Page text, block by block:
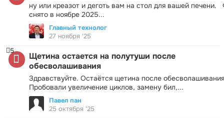
ну или креазот и деготь вам на стол для вашей печени.
снято в ноябре 2025...
Главный технолог
27 ноября '25
Щетина остается на полутуши после
обесволашивания
Здравствуйте. Остаётся щетина после
Пробовали увеличение циклов, замену бил,...
5
Павел пан
25 октября '25